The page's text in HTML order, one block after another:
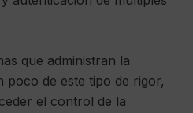
que administran la
poco de este tipo de rigor,
el control de la